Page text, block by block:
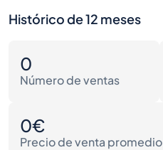
Histórico de 12 meses
0
Número de ventas
0€
Precio de venta promedio